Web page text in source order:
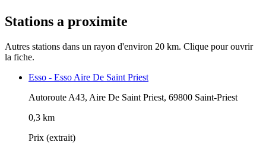
Stations a proximite
Autres stations dans un rayon d'environ 20 km. Clique pour ouvrir
la fiche.
Esso - Esso Aire De Saint Priest
Autoroute A43, Aire De Saint Priest, 69800 Saint-Priest
0,3 km
Prix (extrait)